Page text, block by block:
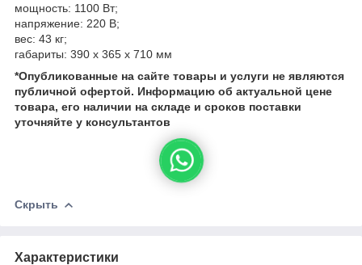
мощность: 1100 Вт;
напряжение: 220 В;
вес: 43 кг;
габариты: 390 х 365 х 710 мм
*Опубликованные на сайте товары и услуги не являются
публичной офертой. Информацию об актуальной цене
товара, его наличии на складе и сроков поставки
уточняйте у консультантов
Скрыть
Характеристики